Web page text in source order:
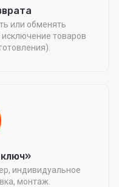
или обменять
товаров
индивидуальное
монтаж.